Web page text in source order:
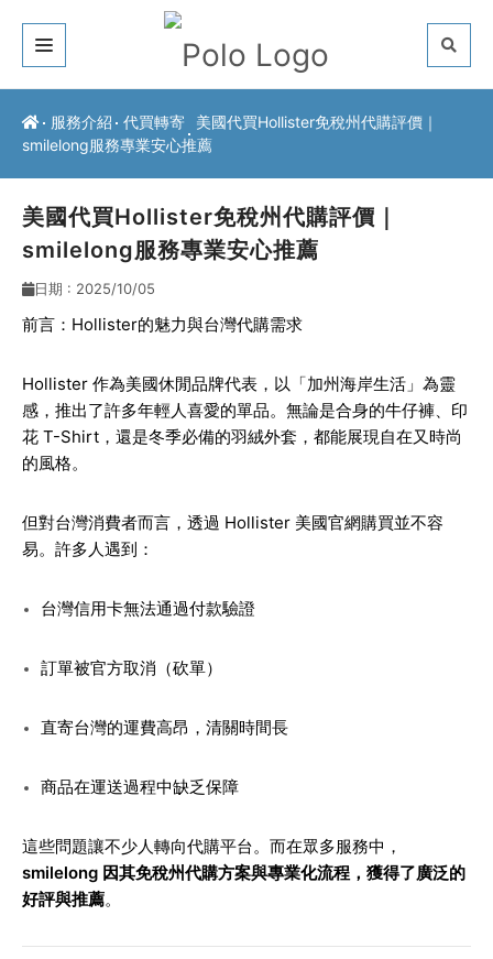
關於我們
服務介紹
常見問題
最新公告
服務介紹 代買轉寄
美國代買Hollister免稅州代購評價｜
smilelong服務專業安心推薦
美國代買Hollister免稅州代購評價｜
smilelong服務專業安心推薦
日期 : 2025/10/05
前言：Hollister的魅力與台灣代購需求
Hollister 作為美國休閒品牌代表，以「加州海岸生活」為靈
感，推出了許多年輕人喜愛的單品。無論是合身的牛仔褲、印
花 T-Shirt，還是冬季必備的羽絨外套，都能展現自在又時尚
的風格。
但對台灣消費者而言，透過 Hollister 美國官網購買並不容
易。許多人遇到：
台灣信用卡無法通過付款驗證
訂單被官方取消（砍單）
直寄台灣的運費高昂，清關時間長
商品在運送過程中缺乏保障
這些問題讓不少人轉向代購平台。而在眾多服務中，
smilelong 因其免稅州代購方案與專業化流程，獲得了廣泛的
好評與推薦。